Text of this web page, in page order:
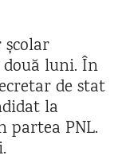
luni. În
de stat
la
partea PNL.